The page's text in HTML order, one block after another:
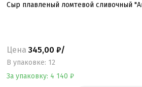
Сыр плавленый ломтевой сливочный
Цена 345,00 ₽/
B упаковке: 12
За упаковку: 4 140 ₽